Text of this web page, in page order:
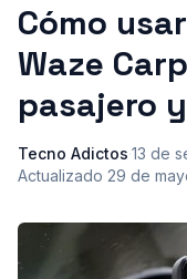
Cómo
Waze
pasajero
Tecno Adictos·13 de
Actualizado 29 de